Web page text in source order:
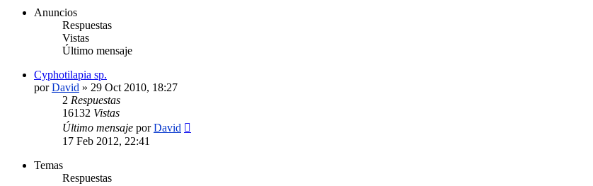
Anuncios
Respuestas
Vistas
Último mensaje
Cyphotilapia sp.
porDavid » 29 Oct 2010, 18:27
2 Respuestas
16132 Vistas
Último mensaje porDavid
17 Feb 2012, 22:41
Temas
Respuestas